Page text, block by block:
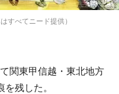
すべてニード提供）
関東甲信越・東北地方
残した。